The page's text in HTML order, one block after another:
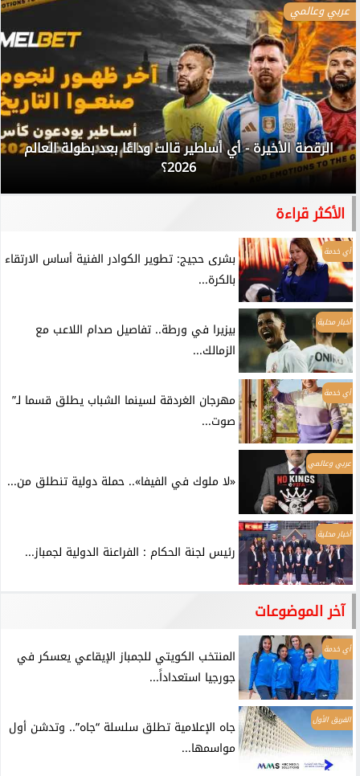
عربي وعالمي
الرقصة الأخيرة - أي أساطير قالت وداعًا بعد بطولة العالم
2026؟
الأكثر قراءة
أي خدمة
بشرى حجيج: تطوير الكوادر الفنية أساس الارتقاء
بالكرة...
أخبار محلية
بيزيرا في ورطة.. تفاصيل صدام اللاعب مع
الزمالك...
أي خدمة
مهرجان الغردقة لسينما الشباب يطلق قسما لـ”
صوت...
عربي وعالمي
«لا ملوك في الفيفا».. حملة دولية تنطلق من...
أخبار محلية
رئيس لجنة الحكام : الفراعنة الدولية لجمباز...
آخر الموضوعات
أي خدمة
المنتخب الكويتي للجمباز الإيقاعي يعسكر في
جورجيا استعداداً...
الفريق الأول
جاه الإعلامية تطلق سلسلة “جاه”.. وتدشن أول
مواسمها...